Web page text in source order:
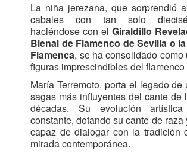
La niña jerezana, que sorprendió
cabales con tan solo
haciéndose con el Giraldillo
Bienal de Flamenco de Sevilla o
Flamenca, se ha consolidado como
figuras imprescindibles del flamenco
María Terremoto, porta el legado de
sagas más influyentes del cante de
décadas. Su evolución
constante, dotando su cante de raza
capaz de dialogar con la tradición
mirada contemporánea.